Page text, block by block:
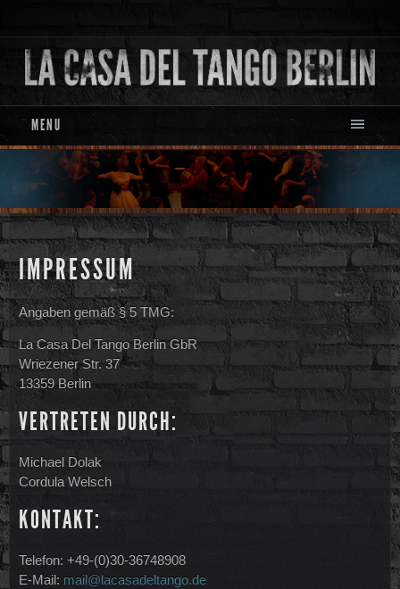
MENU
IMPRESSUM
Angaben gemäß § 5 TMG:
La Casa Del Tango Berlin GbR
Wriezener Str. 37
13359 Berlin
VERTRETEN DURCH:
Michael Dolak
Cordula Welsch
KONTAKT:
Telefon: +49-(0)30-36748908
E-Mail: mail@lacasadeltango.de